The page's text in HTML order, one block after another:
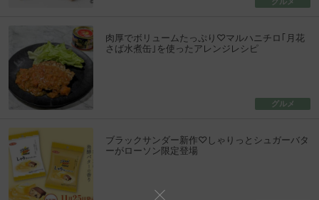
肉厚でボリュームたっぷり♡マルハニチロ｢月花
さば水煮缶｣を使ったアレンジレシピ
グルメ
ブラックサンダー新作♡しゃりっとシュガーバタ
ーがローソン限定登場